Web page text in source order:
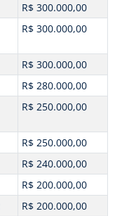
R$ 300.000,00
R$ 300.000,00
R$ 300.000,00
R$ 280.000,00
R$ 250.000,00
R$ 250.000,00
R$ 240.000,00
R$ 200.000,00
R$ 200.000,00